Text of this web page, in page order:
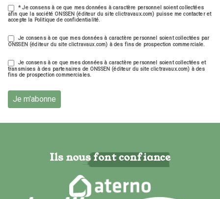
* Je consens à ce que mes données à caractère personnel soient collectées
afin que la société ONSSEN (éditeur du site clictravaux.com) puisse me contacter et
accepte la Politique de confidentialité.
Je consens à ce que mes données à caractère personnel soient collectées par
ONSSEN (éditeur du site clictravaux.com) à des fins de prospection commerciale.
Je consens à ce que mes données à caractère personnel soient collectées et
transmises à des partenaires de ONSSEN (éditeur du site clictravaux.com) à des
fins de prospection commerciales.
Je m'abonne
Ils nous font confiance